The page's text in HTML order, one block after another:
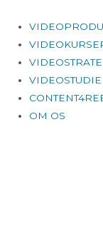
indholdet
Main
Menu
VIDEOSTUDIE
OM OS